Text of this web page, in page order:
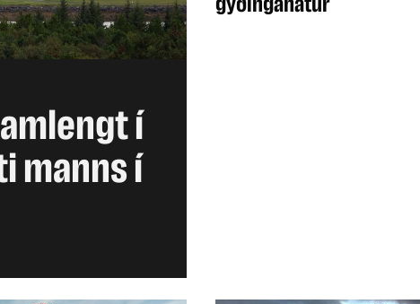
í
manns í